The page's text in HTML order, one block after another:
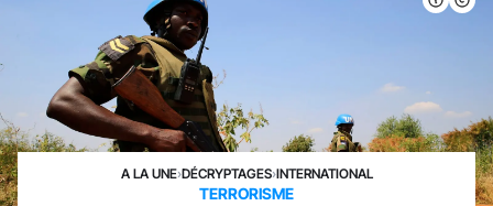
A LA UNE›DÉCRYPTAGES›INTERNATIONAL
TERRORISME